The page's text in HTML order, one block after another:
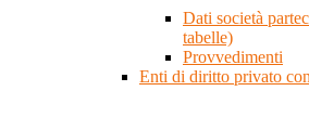
Dati società
tabelle)
Provvedimenti
Enti di diritto privato